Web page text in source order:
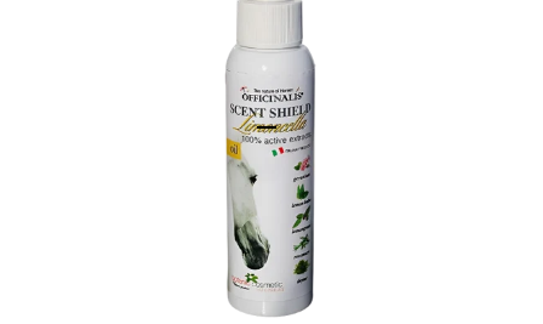
Aller à l'élément 1
Aller à l'élément 2